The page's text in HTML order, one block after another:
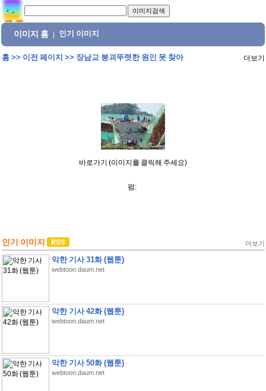
이미지 홈 인기 이미지
홈>> 이전 페이지 >> 장남교 붕괴뚜렷한 원인 못 찾아 더보기
바로가기 (이미지를 클릭해 주세요)
펌:
인기 이미지 더보기
악한 기사 31화 (웹툰)
webtoon.daum.net
악한 기사 42화 (웹툰)
webtoon.daum.net
악한 기사 50화 (웹툰)
webtoon.daum.net